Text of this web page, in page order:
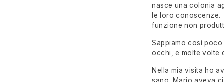
nasce una colonia
le loro conoscenze.
funzione non
Sappiamo così
occhi, e molte volte
Nella mia visita ho
sano. Mario aveva